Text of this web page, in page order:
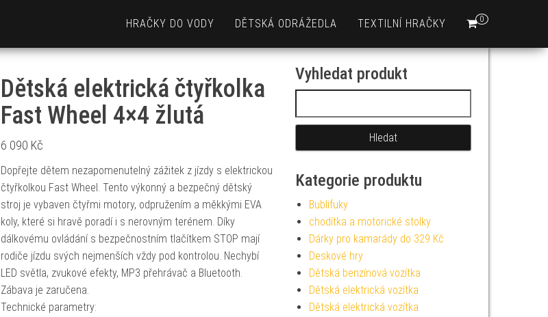
0
HRAČKY DO VODY DĚTSKÁ ODRÁŽEDLA TEXTILNÍ HRAČKY
Dětská elektrická čtyřkolka
Fast Wheel 4×4 žlutá
6 090 Kč
Dopřejte dětem nezapomenutelný zážitek z jízdy s elektrickou
čtyřkolkou Fast Wheel. Tento výkonný a bezpečný dětský
stroj je vybaven čtyřmi motory, odpružením a měkkými EVA
koly, které si hravě poradí i s nerovným terénem. Díky
dálkovému ovládání s bezpečnostním tlačítkem STOP mají
rodiče jízdu svých nejmenších vždy pod kontrolou. Nechybí
LED světla, zvukové efekty, MP3 přehrávač a Bluetooth.
Zábava je zaručena.
Technické parametry:
Vyhledat produkt
Kategorie produktu
Bublifuky
chodítka a motorické stolky
Dárky pro kamarády do 329 Kč
Deskové hry
Dětská benzínová vozítka
Dětská elektrická vozítka
Dětská elektrická vozítka